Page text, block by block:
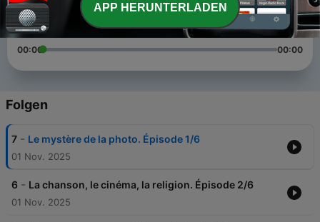
00:00 00:00
Folgen
7 - Le mystère de la photo. Épisode 1/6
01 Nov. 2025
6 - La chanson, le cinéma, la religion. Épisode 2/6
01 Nov. 2025
APP HERUNTERLADEN